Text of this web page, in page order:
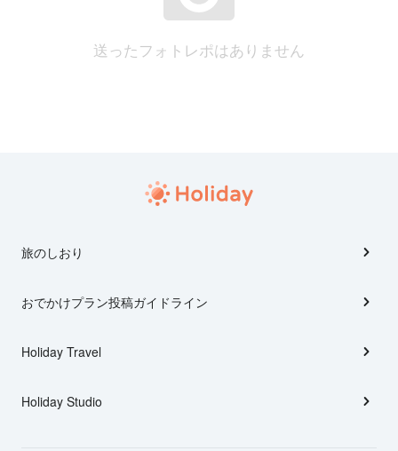
送ったフォトレポはありません
旅のしおり
おでかけプラン投稿ガイドライン
Holiday Travel
Holiday Studio